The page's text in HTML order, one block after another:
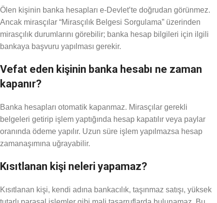
Ölen kişinin banka hesapları e-Devlet’te doğrudan görünmez.
Ancak mirasçılar “Mirasçılık Belgesi Sorgulama” üzerinden
mirasçılık durumlarını görebilir; banka hesap bilgileri için ilgili
bankaya başvuru yapılması gerekir.
Vefat eden kişinin banka hesabı ne zaman
kapanır?
Banka hesapları otomatik kapanmaz. Mirasçılar gerekli
belgeleri getirip işlem yaptığında hesap kapatılır veya paylar
oranında ödeme yapılır. Uzun süre işlem yapılmazsa hesap
zamanaşımına uğrayabilir.
Kısıtlanan kişi neleri yapamaz?
Kısıtlanan kişi, kendi adına bankacılık, taşınmaz satışı, yüksek